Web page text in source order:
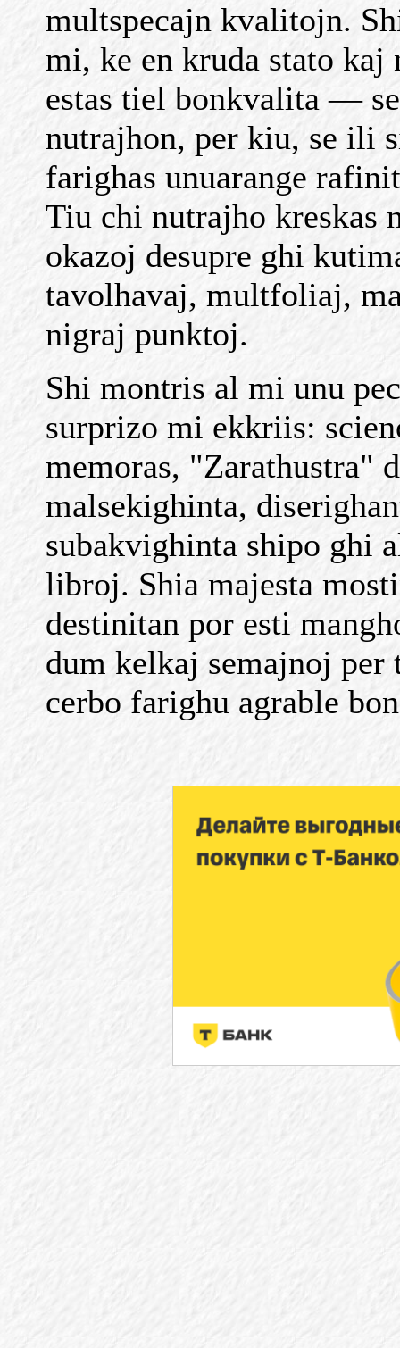
multspecajn kvalitojn.
mi, ke en kruda stato
estas tiel bonkvalita —
nutrajhon, per kiu, se ili
farighas unuarange
Tiu chi nutrajho kreskas
okazoj desupre ghi
tavolhavaj, multfoliaj,
nigraj punktoj.
Shi montris al mi unu
surprizo mi ekkriis:
memoras, "Zarathustra"
malsekighinta,
subakvighinta shipo ghi
libroj. Shia majesta
destinitan por esti
dum kelkaj semajnoj
cerbo farighu agrable